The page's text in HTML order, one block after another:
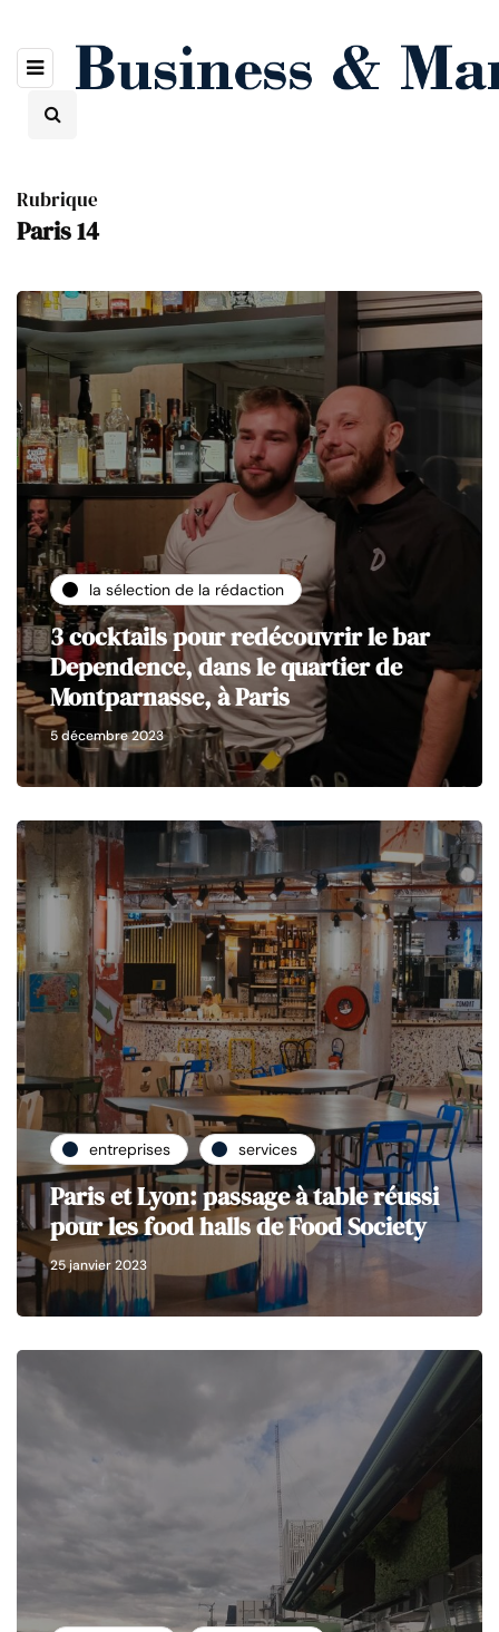
Rubrique
Paris 14
la sélection de la rédaction
3 cocktails pour redécouvrir le bar
Dependence, dans le quartier de
Montparnasse, à Paris
5 décembre 2023
entreprises services
Paris et Lyon: passage à table réussi
pour les food halls de Food Society
25 janvier 2023